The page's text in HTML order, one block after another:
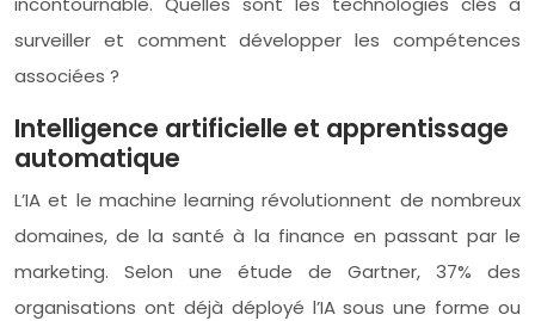
surveiller et comment développer les compétences
associées ?
Intelligence artificielle et apprentissage
automatique
L’IA et le machine learning révolutionnent de nombreux
domaines, de la santé à la finance en passant par le
marketing. Selon une étude de Gartner, 37% des
organisations ont déjà déployé l’IA sous une forme ou